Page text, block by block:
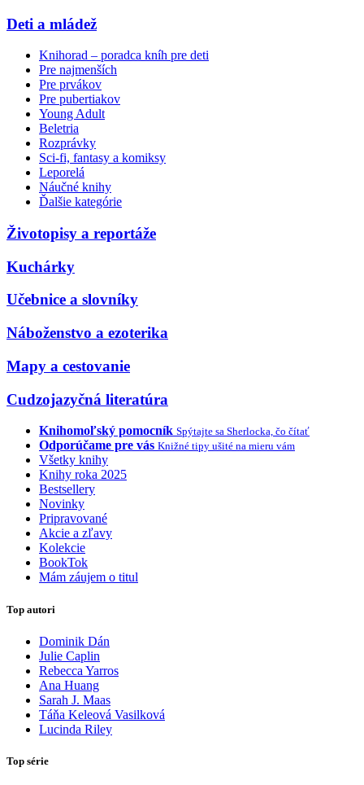
Deti a mládež
Knihorad – poradca kníh pre deti
Pre najmenších
Pre prvákov
Pre pubertiakov
Young Adult
Beletria
Rozprávky
Sci-fi, fantasy a komiksy
Leporelá
Náučné knihy
Ďalšie kategórie
Životopisy a reportáže
Kuchárky
Učebnice a slovníky
Náboženstvo a ezoterika
Mapy a cestovanie
Cudzojazyčná literatúra
Knihomoľský pomocník Spýtajte sa Sherlocka, čo čítať
Odporúčame pre vás Knižné tipy ušité na mieru vám
Všetky knihy
Knihy roka 2025
Bestsellery
Novinky
Pripravované
Akcie a zľavy
Kolekcie
BookTok
Mám záujem o titul
Top autori
Dominik Dán
Julie Caplin
Rebecca Yarros
Ana Huang
Sarah J. Maas
Táňa Keleová Vasilková
Lucinda Riley
Top série